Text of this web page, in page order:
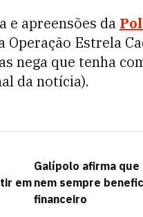
e apreensões da
Operação Estrela
nega que tenha
da notícia).
em
Galípolo afirma que
nem sempre
financeiro